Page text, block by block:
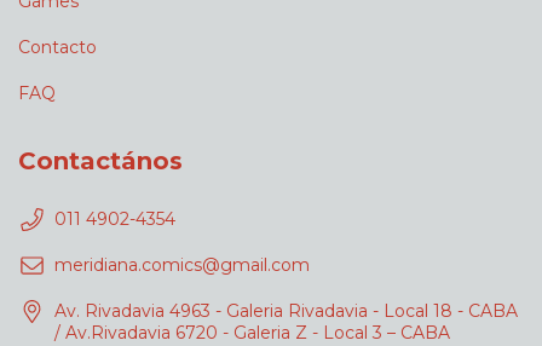
Contacto
FAQ
Contactános
011 4902-4354
meridiana.comics@gmail.com
Av. Rivadavia 4963 - Galeria Rivadavia - Local 18 - CABA
/ Av.Rivadavia 6720 - Galeria Z - Local 3 – CABA